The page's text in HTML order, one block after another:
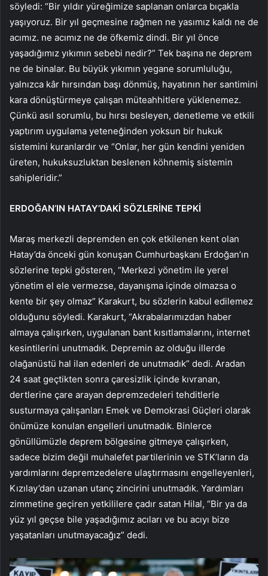
söyledi: “Bir yıldır yüreğimize saplanan onlarca bıçakla
yaşıyoruz. Bir yıl geçmesine rağmen ne yasımız kaldı ne de
acımız. ne acımız ne de öfkemiz dindi. Bir yıl önce
yaşadığımız yıkımın sebebi nedir?” Tek başına ne deprem
ne de binalar. Bu büyük yıkımın yegane sorumluluğu,
yalnızca kâr hırsından başı dönmüş, hayatının her santimini
kara dönüştürmeye çalışan müteahhitlere yüklenemez.
Çünkü asıl sorumlu, bu hırsı besleyen, denetleme ve etkili
yaptırım uygulama yeteneğinden yoksun bir hukuk
sistemini kuranlardır ve “Onlar, her gün kendini yeniden
üreten, hukuksuzluktan beslenen köhnemiş sistemin
sahipleridir.”
ERDOĞAN’IN HATAY’DAKİ SÖZLERİNE TEPKİ
Maraş merkezli depremden en çok etkilenen kent olan
Hatay’da önceki gün konuşan Cumhurbaşkanı Erdoğan’ın
sözlerine tepki gösteren, “Merkezi yönetim ile yerel
yönetim el ele vermezse, dayanışma içinde olmazsa o
kente bir şey olmaz” Karakurt, bu sözlerin kabul edilemez
olduğunu söyledi. Karakurt, “Akrabalarımızdan haber
almaya çalışırken, uygulanan bant kısıtlamalarını, internet
kesintilerini unutmadık. Depremin az olduğu illerde
olağanüstü hal ilan edenleri de unutmadık” dedi. Aradan
24 saat geçtikten sonra çaresizlik içinde kıvranan,
dertlerine çare arayan depremzedeleri tehditlerle
susturmaya çalışanları Emek ve Demokrasi Güçleri olarak
önümüze konulan engelleri unutmadık. Binlerce
gönüllümüzle deprem bölgesine gitmeye çalışırken,
sadece bizim değil muhalefet partilerinin ve STK’ların da
yardımlarını depremzedelere ulaştırmasını engelleyenleri,
Kızılay’dan uzanan utanç zincirini unutmadık. Yardımları
zimmetine geçiren yetkililere çadır satan Hilal, “Bir ya da
yüz yıl geçse bile yaşadığımız acıları ve bu acıyı bize
yaşatanları unutmayacağız” dedi.